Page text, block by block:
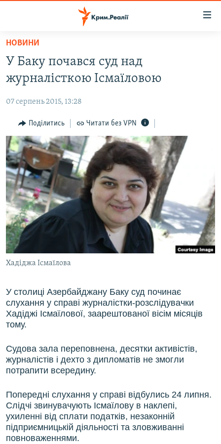
Перейти
основного
матеріалу
Перейти
до
навігації
Перейти
до
пошуку
ВОДА.КРИМ
ВІДЕО ТА ФОТО
ПОЛІТИКА
БЛОГИ
ПОГЛЯД
ІНТЕРВ'Ю
ВСЕ ЗА ДЕНЬ
СПЕЦПРОЕКТИ
ДЕПОРТАЦІЯ
ВІДЕОУРОКИ «ELIFBE»
СВІДЧЕННЯ ОКУПАЦІЇ
УКРАЇНСЬКА ПРОБЛЕМА КРИМУ
ЯК ОБІЙТИ БЛОКУВАННЯ
Русский
Qırımtatar
Усі сайти RFE/RL
НОВИНИ
У Баку почався суд над
журналісткою Ісмаїловою
07 серпень 2015, 13:28
Поділитись Читати без VPN
Хадіджа Ісмаїлова
У столиці Азербайджану Баку суд починає
слухання у справі журналістки-розслідувачки
Хадіджі Ісмаїлової, заарештованої вісім місяців
тому.
Судова зала переповнена, десятки активістів,
журналістів і дехто з дипломатів не змогли
потрапити всередину.
Попередні слухання у справі відбулись 24 липня.
Слідчі звинувачують Ісмаїлову в наклепі,
ухиленні від сплати податків, незаконній
підприємницькій діяльності та зловживанні
повноваженнями.